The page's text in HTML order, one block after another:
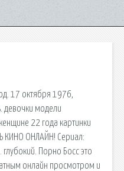
17 октября 1976,
девочки модели
22 года картинки
КИНО ОНЛАЙН! Сериал:
Порно Босс это
онлайн просмотром и